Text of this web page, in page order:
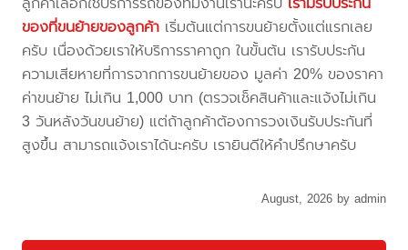
ของที่ขนย้ายของลูกค้า เริ่มต้นแต่การขนย้ายตั้งแต่แรกเลย
ครับ เนื่องด้วยเราให้บริการราคาถูก ในขั้นต้น เรารับประกัน
ความเสียหายที่การจากการขนย้ายของ มูลค่า 20% ของราคา
ค่าขนย้าย ไม่เกิน 1,000 บาท (ตรวจเช็คสินค้าและแจ้งไม่เกิน
3 วันหลังวันขนย้าย) แต่ถ้าลูกค้าต้องการวงเงินรับประกันที่
สูงขึ้น สามารถแจ้งเราได้นะครับ เรายินดีให้คำปรึกษาครับ
August, 2026 by admin